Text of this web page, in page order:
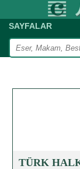
SAYFALAR
TÜRK